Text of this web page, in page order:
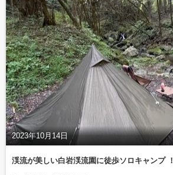
2023年10月14日
渓流が美しい白岩渓流園に徒歩ソロキャンプ ！